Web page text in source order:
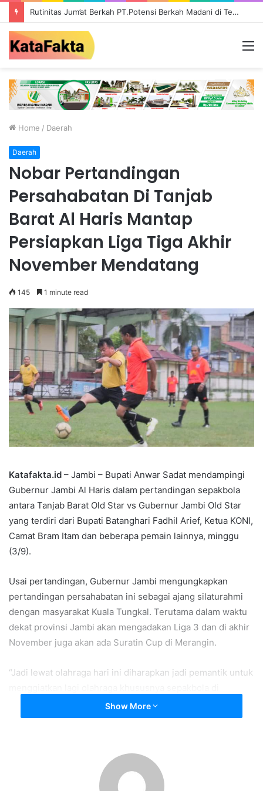
Rutinitas Jum’at Berkah PT.Potensi Berkah Madani di Tebo, Salurkan Bantuan ke Masyarakat
Home / Daerah
Daerah
Nobar Pertandingan
Persahabatan Di Tanjab
Barat Al Haris Mantap
Persiapkan Liga Tiga Akhir
November Mendatang
145 1 minute read
Katafakta.id – Jambi – Bupati Anwar Sadat mendampingi
Gubernur Jambi Al Haris dalam pertandingan sepakbola
antara Tanjab Barat Old Star vs Gubernur Jambi Old Star
yang terdiri dari Bupati Batanghari Fadhil Arief, Ketua KONI,
Camat Bram Itam dan beberapa pemain lainnya, minggu
(3/9).
Usai pertandingan, Gubernur Jambi mengungkapkan
pertandingan persahabatan ini sebagai ajang silaturahmi
dengan masyarakat Kuala Tungkal. Terutama dalam waktu
dekat provinsi Jambi akan mengadakan Liga 3 dan di akhir
November juga akan ada Suratin Cup di Merangin.
“Jadi lewat olahraga hari ini diharapkan jadi pemantik untuk
Provinsi Jambi. Lewat pertandingan ini diharapkan para
pemain sepakbola Jambi bersemangat menghadapi Liga 3,
Turut mendampingi Bupati menyaksikan pertandingan
Show More